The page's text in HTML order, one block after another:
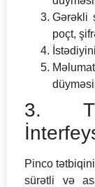
Gərəkli
poçt,
3.
Pinco
sürətli və